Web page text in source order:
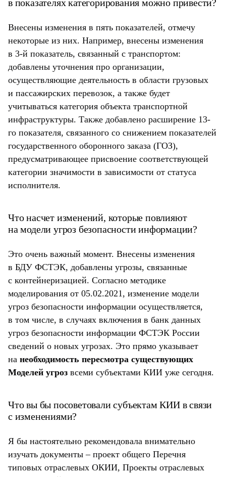
в показателях категорирования можно привести?
Внесены изменения в пять показателей, отмечу
некоторые из них. Например, внесены изменения
в 3-й показатель, связанный с транспортом:
добавлены уточнения про организации,
осуществляющие деятельность в области грузовых
и пассажирских перевозок, а также будет
учитываться категория объекта транспортной
инфраструктуры. Также добавлено расширение 13-
го показателя, связанного со снижением показателей
государственного оборонного заказа (ГОЗ),
предусматривающее присвоение соответствующей
категории значимости в зависимости от статуса
исполнителя.
Что насчет изменений, которые повлияют
на модели угроз безопасности информации?
Это очень важный момент. Внесены изменения
в БДУ ФСТЭК, добавлены угрозы, связанные
с контейнеризацией. Согласно методике
моделирования от 05.02.2021, изменение модели
угроз безопасности информации осуществляется,
в том числе, в случаях включения в банк данных
угроз безопасности информации ФСТЭК России
сведений о новых угрозах. Это прямо указывает
на необходимость пересмотра существующих
Моделей угроз всеми субъектами КИИ уже сегодня.
Что вы бы посоветовали субъектам КИИ в связи
с изменениями?
Я бы настоятельно рекомендовала внимательно
изучать документы – проект общего Перечня
типовых отраслевых ОКИИ, Проекты отраслевых